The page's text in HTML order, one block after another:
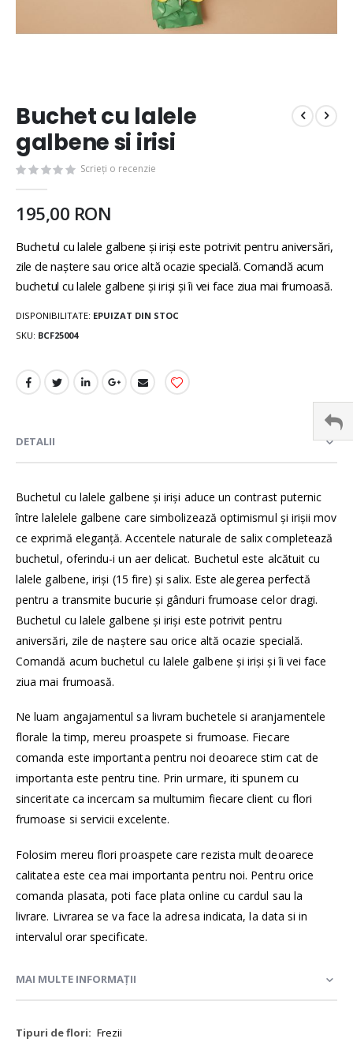
Buchet cu lalele
galbene si irisi
Scrieți o recenzie
195,00 RON
Buchetul cu lalele galbene şi irişi este potrivit pentru aniversări,
zile de naştere sau orice altă ocazie specială. Comandă acum
buchetul cu lalele galbene şi irişi şi îi vei face ziua mai frumoasă.
DISPONIBILITATE: EPUIZAT DIN STOC
SKU BCF25004
DETALII
Buchetul cu lalele galbene şi irişi aduce un contrast puternic
între lalelele galbene care simbolizează optimismul şi irişii mov
ce exprimă eleganţă. Accentele naturale de salix completează
buchetul, oferindu-i un aer delicat. Buchetul este alcătuit cu
lalele galbene, irişi (15 fire) şi salix. Este alegerea perfectă
pentru a transmite bucurie şi gânduri frumoase celor dragi.
Buchetul cu lalele galbene şi irişi este potrivit pentru
aniversări, zile de naştere sau orice altă ocazie specială.
Comandă acum buchetul cu lalele galbene şi irişi şi îi vei face
ziua mai frumoasă.
Ne luam angajamentul sa livram buchetele si aranjamentele
florale la timp, mereu proaspete si frumoase. Fiecare
comanda este importanta pentru noi deoarece stim cat de
importanta este pentru tine. Prin urmare, iti spunem cu
sinceritate ca incercam sa multumim fiecare client cu flori
frumoase si servicii excelente.
Folosim mereu flori proaspete care rezista mult deoarece
calitatea este cea mai importanta pentru noi. Pentru orice
comanda plasata, poti face plata online cu cardul sau la
livrare. Livrarea se va face la adresa indicata, la data si in
intervalul orar specificate.
MAI MULTE INFORMAȚII
Mai
Frezii